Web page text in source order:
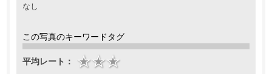
なし
この写真のキーワードタグ
平均レート：